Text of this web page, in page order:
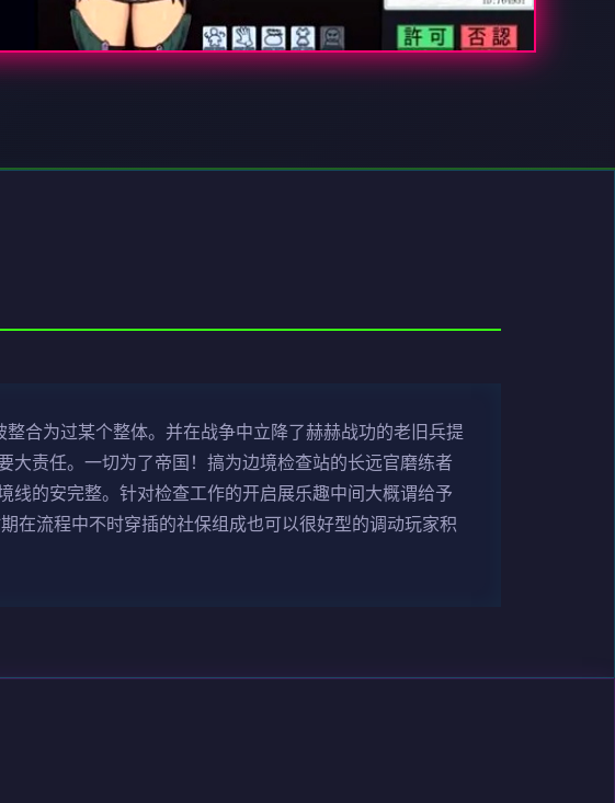
合为过某个整体。并在战争中立降了赫赫战功的老旧兵提
责任。一切为了帝国！搞为边境检查站的长远官磨练者
线的安完整。针对检查工作的开启展乐趣中间大概谓给予
在流程中不时穿插的社保组成也可以很好型的调动玩家积